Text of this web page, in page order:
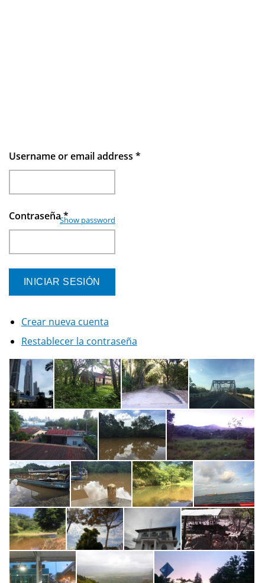
Username or email address *
Contraseña*
Show password
Crear nueva cuenta
Restablecer la contraseña